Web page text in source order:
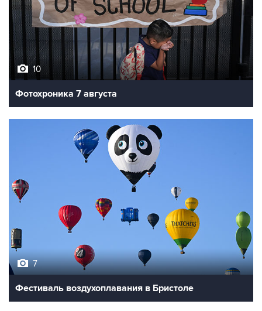
10
Фотохроника 7 августа
Фестиваль воздухоплавания в Бристоле